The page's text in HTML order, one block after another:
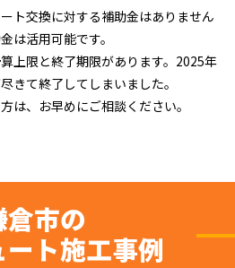
ト交換に対する補助金はありません
は活用可能です。
上限と終了期限があります。2025年
きて終了してしまいました。
は、お早めにご相談ください。
倉市の
ト施工事例